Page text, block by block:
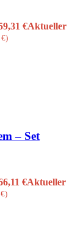
€Aktueller
€)
– Set
€Aktueller
€)